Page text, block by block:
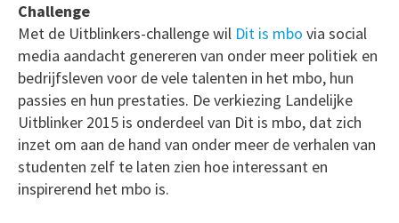
Challenge
Met de Uitblinkers-challenge wil Dit is mbo via social
media aandacht genereren van onder meer politiek en
bedrijfsleven voor de vele talenten in het mbo, hun
passies en hun prestaties. De verkiezing Landelijke
Uitblinker 2015 is onderdeel van Dit is mbo, dat zich
inzet om aan de hand van onder meer de verhalen van
studenten zelf te laten zien hoe interessant en
inspirerend het mbo is.